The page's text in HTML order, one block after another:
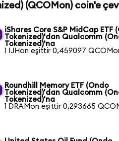
(QCOMon) coin'e
iShares Core S&P MidCap ETF
Tokenized)'dan Qualcomm
Tokenized)'na
1 IJHon eşittir 0,459097
Roundhill Memory ETF (Ondo
Tokenized)'dan Qualcomm
Tokenized)'na
1 DRAMon eşittir 0,293665